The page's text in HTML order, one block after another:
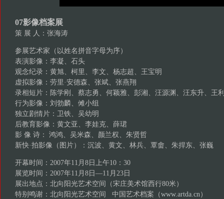
07影像档案展
策 展 人：张海涛
参展艺术家（以姓名拼音字母为序）
表演影像：李凝、石头
观念纪录：黄旭、柯里、李文、杨志超、王宝明
虚拟影像：劳里·安德森、张斌、张燕翔
录相短片：陈学刚、蔡志勇、何颖雅、彭湘、汪源渊、汪东升、王
行为影像：刘勃麟、傩小组
独立剧情片：卫铁、吴幼明
后教育影像：黄文亚、李娃克、薛珺
影 像 诗： 鸿鸿、吴米森、颜兰权、朱贤哲
新快·拍影像（图片）：沉波、黄文、林兵、覃畬、朱捍东、张巍
开幕时间：2007年11月8日上午10：30
展览时间：2007年11月8日—11月23日
展出地点：北向阳光艺术空间（宋庄美术馆西行80米）
特别鸣谢：北向阳光艺术空间 中国艺术档案（www.artda.cn）